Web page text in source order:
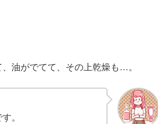
油がでてて、その上乾燥も…。
。